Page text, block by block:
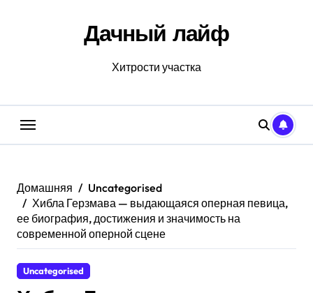
Дачный лайф
Хитрости участка
Домашняя
Uncategorised
Хибла Герзмава — выдающаяся оперная певица,
ее биография, достижения и значимость на
современной оперной сцене
Uncategorised